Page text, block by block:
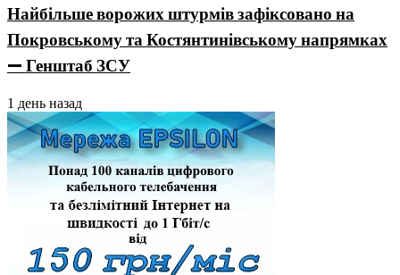
Найбільше ворожих штурмів зафіксовано на
Покровському та Костянтинівському напрямках
— Генштаб ЗСУ
1 день назад